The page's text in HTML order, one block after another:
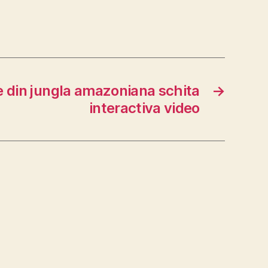
→
din jungla amazoniana schita
interactiva video